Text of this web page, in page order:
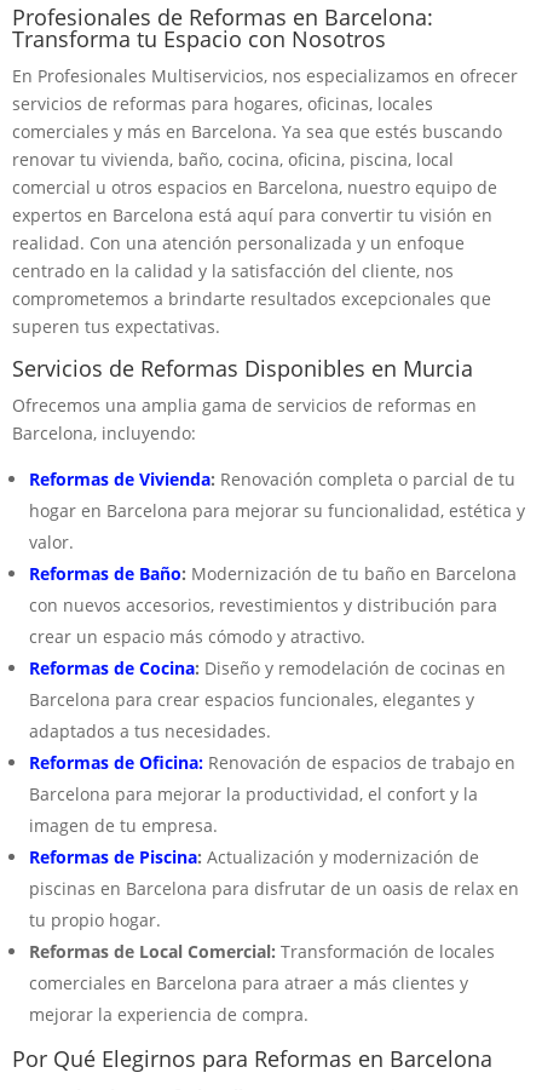
Profesionales de Reformas en Barcelona:
Transforma tu Espacio con Nosotros
En Profesionales Multiservicios, nos especializamos en ofrecer
servicios de reformas para hogares, oficinas, locales
comerciales y más en Barcelona. Ya sea que estés buscando
renovar tu vivienda, baño, cocina, oficina, piscina, local
comercial u otros espacios en Barcelona, nuestro equipo de
expertos en Barcelona está aquí para convertir tu visión en
realidad. Con una atención personalizada y un enfoque
centrado en la calidad y la satisfacción del cliente, nos
comprometemos a brindarte resultados excepcionales que
superen tus expectativas.
Servicios de Reformas Disponibles en Murcia
Ofrecemos una amplia gama de servicios de reformas en
Barcelona, incluyendo:
Reformas de Vivienda: Renovación completa o parcial de tu
hogar en Barcelona para mejorar su funcionalidad, estética y
valor.
Reformas de Baño: Modernización de tu baño en Barcelona
con nuevos accesorios, revestimientos y distribución para
crear un espacio más cómodo y atractivo.
Reformas de Cocina: Diseño y remodelación de cocinas en
Barcelona para crear espacios funcionales, elegantes y
adaptados a tus necesidades.
Reformas de Oficina: Renovación de espacios de trabajo en
Barcelona para mejorar la productividad, el confort y la
imagen de tu empresa.
Reformas de Piscina: Actualización y modernización de
piscinas en Barcelona para disfrutar de un oasis de relax en
tu propio hogar.
Reformas de Local Comercial: Transformación de locales
comerciales en Barcelona para atraer a más clientes y
mejorar la experiencia de compra.
Por Qué Elegirnos para Reformas en Barcelona